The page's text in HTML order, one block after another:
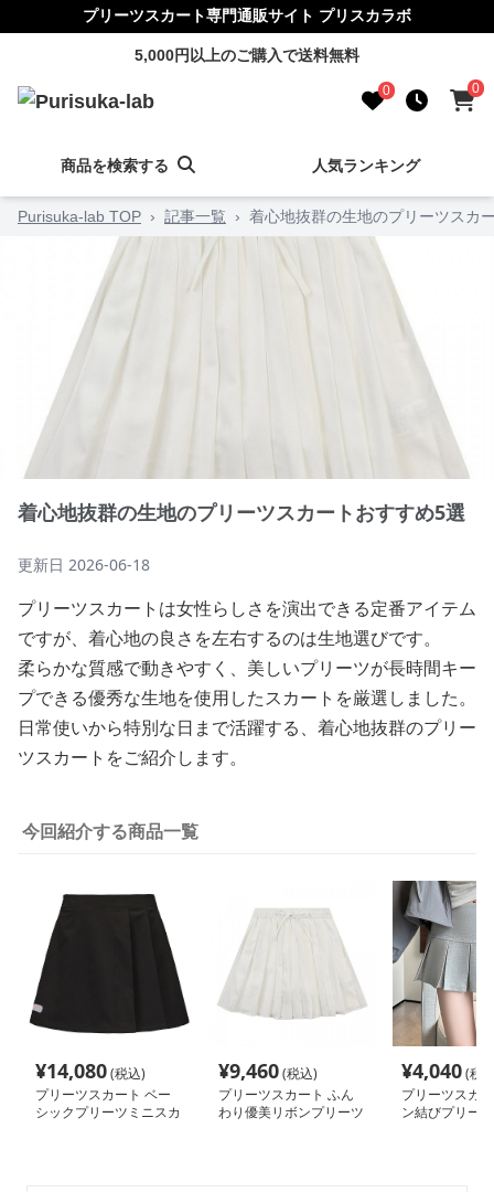
プリーツスカート専門通販サイト プリスカラボ
5,000円以上のご購入で送料無料
0 0
商品を検索する 人気ランキング
Purisuka-lab TOP › 記事一覧 › 着心地抜群の生地のプリーツスカ
着心地抜群の生地のプリーツスカートおすすめ5選
更新日 2026-06-18
プリーツスカートは女性らしさを演出できる定番アイテム
ですが、着心地の良さを左右するのは生地選びです。
柔らかな質感で動きやすく、美しいプリーツが長時間キー
プできる優秀な生地を使用したスカートを厳選しました。
日常使いから特別な日まで活躍する、着心地抜群のプリー
ツスカートをご紹介します。
今回紹介する商品一覧
¥14,080(税込)
プリーツスカート ベー
シックプリーツミニスカ
¥9,460(税込)
プリーツスカート ふん
わり優美リボンプリーツ
¥4,040(税
プリーツスカ
ン結びプリー